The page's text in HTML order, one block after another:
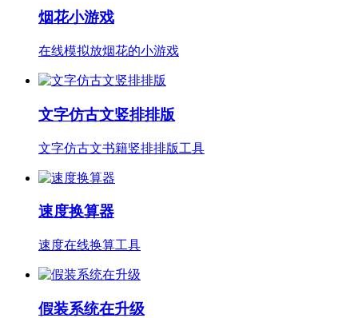
烟花小游戏
在线模拟放烟花的小游戏
文字仿古文竖排排版
文字仿古文书籍竖排排版工具
速度换算器
速度在线换算工具
假装系统在升级